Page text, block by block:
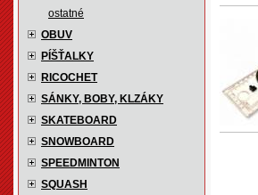
ostatné
OBUV
PÍŠŤALKY
RICOCHET
SÁNKY, BOBY, KLZÁKY
SKATEBOARD
SNOWBOARD
SPEEDMINTON
SQUASH